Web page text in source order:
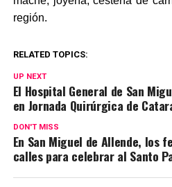
región.
RELATED TOPICS:
UP NEXT
El Hospital General de San
en Jornada Quirúrgica de
DON'T MISS
En San Miguel de Allende, los
calles para celebrar al Santo